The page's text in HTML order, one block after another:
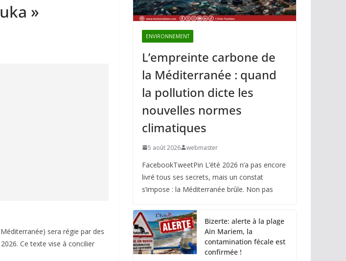
»
sera régie par des
Ce texte vise à concilier
ENVIRONNEMENT
L’empreinte carbone de
la Méditerranée : quand
la pollution dicte les
nouvelles normes
climatiques
5 août 2026 webmaster
FacebookTweetPin L’été 2026 n’a pas encore
livré tous ses secrets, mais un constat
s’impose : la Méditerranée brûle. Non pas
Bizerte: alerte à la plage
Aïn Mariem, la
contamination fécale est
confirmée !